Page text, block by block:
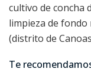
cultivo de concha
limpieza de fondo
(distrito de
Te